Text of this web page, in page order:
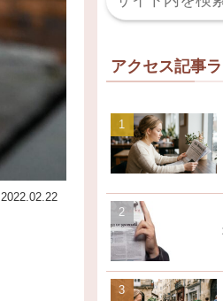
2022.02.22
アクセス記事